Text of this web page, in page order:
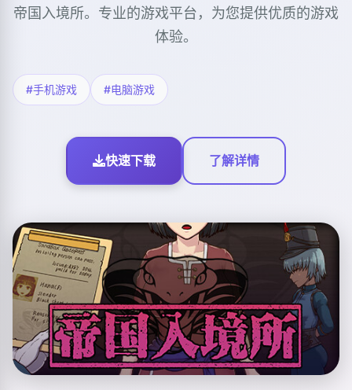
帝国入境所。专业的游戏平台，为您提供优质的游戏
体验。
#手机游戏 #电脑游戏
快速下载 了解详情